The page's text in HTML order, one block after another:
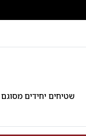
שטיחים יחידים מסוגם